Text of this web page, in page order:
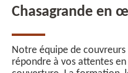
Chasagrande en
Notre équipe de
répondre à vos attentes